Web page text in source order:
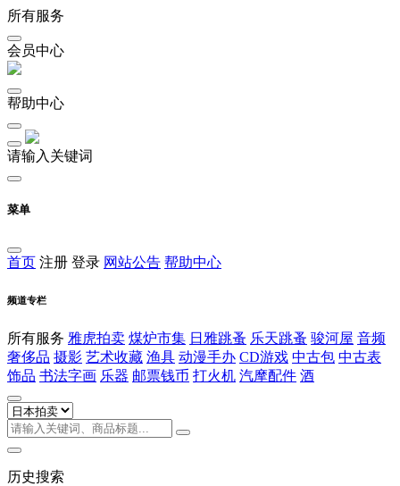
所有服务
会员中心
帮助中心
请输入关键词
菜单
首页 注册 登录 网站公告 帮助中心
频道专栏
所有服务 雅虎拍卖 煤炉市集 日雅跳蚤 乐天跳蚤 骏河屋 音频
奢侈品 摄影 艺术收藏 渔具 动漫手办 CD游戏 中古包 中古表
饰品 书法字画 乐器 邮票钱币 打火机 汽摩配件 酒
历史搜索